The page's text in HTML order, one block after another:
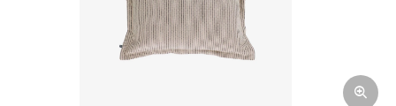
Correo electrónico